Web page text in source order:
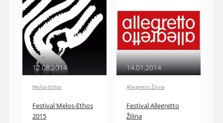
12.08.2014
Melos-Ethos
Festival Melos-Ethos
2015
14.01.2014
Allegretto Žilina
Festival Allegretto
Žilina